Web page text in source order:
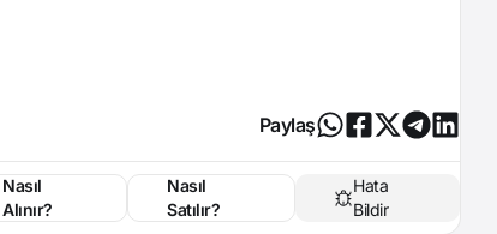
Paylaş
Nasıl
Alınır?
Nasıl
Satılır?
Hata
Bildir